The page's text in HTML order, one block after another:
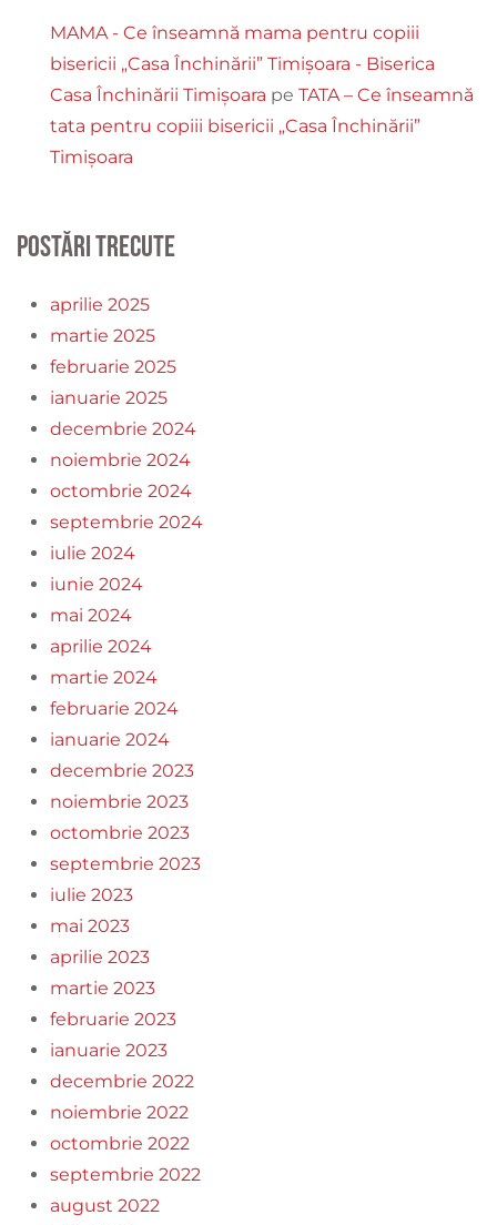
MAMA - Ce înseamnă mama pentru copiii
bisericii „Casa Închinării” Timișoara - Biserica
Casa Închinării Timișoara pe TATA – Ce înseamnă
tata pentru copiii bisericii „Casa Închinării”
Timișoara
Postări trecute
aprilie 2025
martie 2025
februarie 2025
ianuarie 2025
decembrie 2024
noiembrie 2024
octombrie 2024
septembrie 2024
iulie 2024
iunie 2024
mai 2024
aprilie 2024
martie 2024
februarie 2024
ianuarie 2024
decembrie 2023
noiembrie 2023
octombrie 2023
septembrie 2023
iulie 2023
mai 2023
aprilie 2023
martie 2023
februarie 2023
ianuarie 2023
decembrie 2022
noiembrie 2022
octombrie 2022
septembrie 2022
august 2022